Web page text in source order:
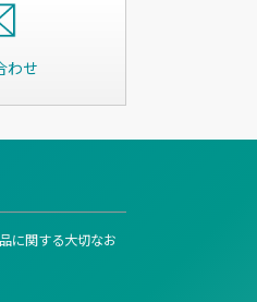
わせ
に関する大切なお